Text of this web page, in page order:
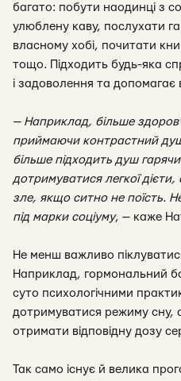
багато: побути наодинці з
улюблену каву, послухати
власному хобі, почитати
тощо. Підходить будь-яка
і задоволення та допомагає
— Наприклад, більше
приймаючи контрастний
більше підходить душ
дотримуватися легкої
зле, якщо ситно не поїсть.
під марки соціуму, — каже
Не менш важливо
Наприклад, гормональний
суто психологічними
дотримуватися режиму сну,
отримати відповідну дозу
Так само існує й велика